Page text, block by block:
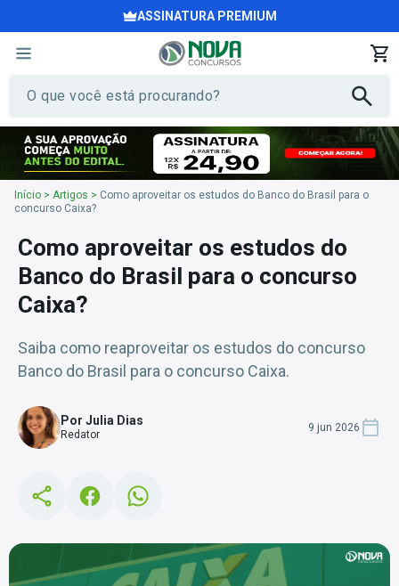
ASSINATURA PREMIUM
Início > Artigos > Como aproveitar os estudos do Banco do Brasil para o
concurso Caixa?
Como aproveitar os estudos do
Banco do Brasil para o concurso
Caixa?
Saiba como reaproveitar os estudos do concurso
Banco do Brasil para o concurso Caixa.
Por Julia Dias
Redator
9 jun 2026